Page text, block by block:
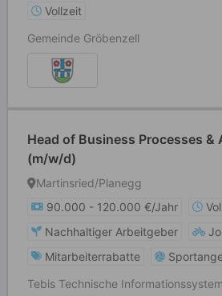
Vollzeit
Gemeinde Gröbenzell
Head of Business Processes &
(m/w/d)
Martinsried/Planegg
90.000 - 120.000 €/Jahr
Nachhaltiger Arbeitgeber
Mitarbeiterrabatte
Tebis Technische